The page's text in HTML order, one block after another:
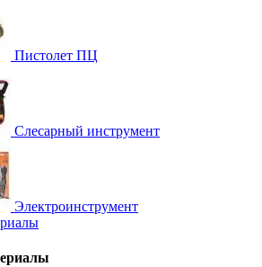
Пистолет ПЦ
Слесарный инструмент
Электроинструмент